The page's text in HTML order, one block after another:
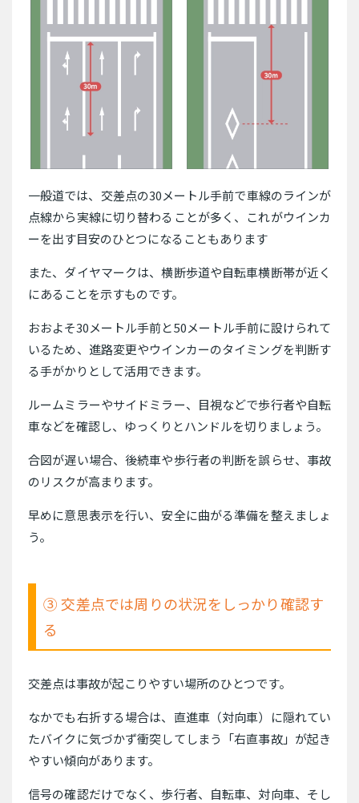
一般道では、交差点の30メートル手前で車線のラインが
点線から実線に切り替わることが多く、これがウインカ
ーを出す目安のひとつになることもあります
また、ダイヤマークは、横断歩道や自転車横断帯が近く
にあることを示すものです。
おおよそ30メートル手前と50メートル手前に設けられて
いるため、進路変更やウインカーのタイミングを判断す
る手がかりとして活用できます。
ルームミラーやサイドミラー、目視などで歩行者や自転
車などを確認し、ゆっくりとハンドルを切りましょう。
合図が遅い場合、後続車や歩行者の判断を誤らせ、事故
のリスクが高まります。
早めに意思表示を行い、安全に曲がる準備を整えましょ
う。
③ 交差点では周りの状況をしっかり確認す
る
交差点は事故が起こりやすい場所のひとつです。
なかでも右折する場合は、直進車（対向車）に隠れてい
たバイクに気づかず衝突してしまう「右直事故」が起き
やすい傾向があります。
信号の確認だけでなく、歩行者、自転車、対向車、そし